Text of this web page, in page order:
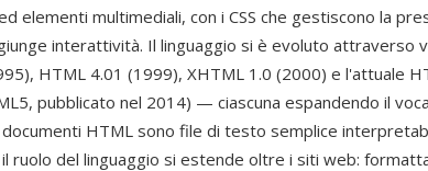
elementi multimediali, con i CSS che gestiscono la
interattività. Il linguaggio si è evoluto attraverso
HTML 4.01 (1999), XHTML 1.0 (2000) e l'attuale
pubblicato nel 2014) — ciascuna espandendo il
HTML sono file di testo semplice
ruolo del linguaggio si estende oltre i siti web: